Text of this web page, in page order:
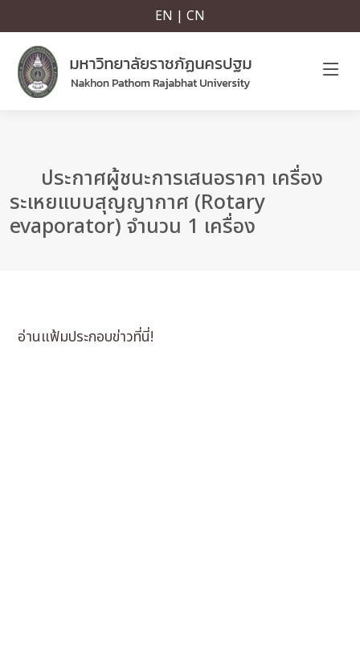
EN | CN
ประกาศผู้ชนะการเสนอราคา เครื่อง
ระเหยแบบสุญญากาศ (Rotary
evaporator) จำนวน 1 เครื่อง
อ่านแฟ้มประกอบข่าวที่นี่!